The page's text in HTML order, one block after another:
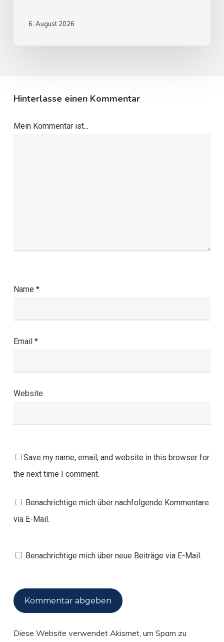
6. August 2026
Hinterlasse einen Kommentar
Mein Kommentar ist...
Name *
Email *
Website
Save my name, email, and website in this browser for
the next time I comment.
Benachrichtige mich über nachfolgende Kommentare
via E-Mail.
Benachrichtige mich über neue Beiträge via E-Mail.
Diese Website verwendet Akismet, um Spam zu